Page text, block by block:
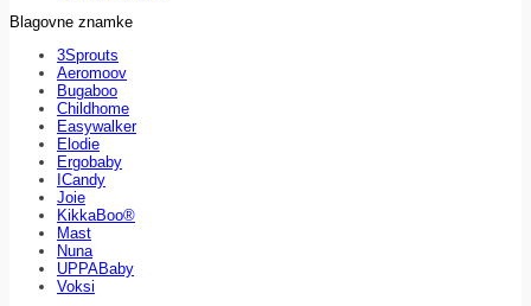
Blagovne znamke
3Sprouts
Aeromoov
Bugaboo
Childhome
Easywalker
Elodie
Ergobaby
ICandy
Joie
KikkaBoo®
Mast
Nuna
UPPABaby
Voksi